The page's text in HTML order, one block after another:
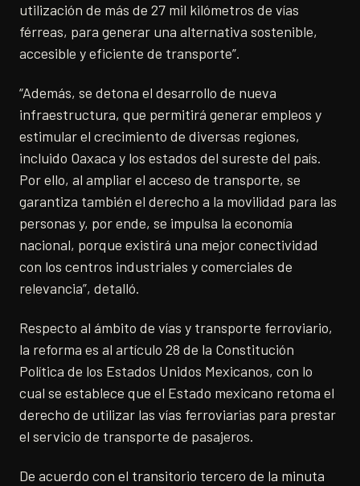
utilización de más de 27 mil kilómetros de vías
férreas, para generar una alternativa sostenible,
accesible y eficiente de transporte”.
“Además, se detona el desarrollo de nueva
infraestructura, que permitirá generar empleos y
estimular el crecimiento de diversas regiones,
incluido Oaxaca y los estados del sureste del país.
Por ello, al ampliar el acceso de transporte, se
garantiza también el derecho a la movilidad para las
personas y, por ende, se impulsa la economía
nacional, porque existirá una mejor conectividad
con los centros industriales y comerciales de
relevancia”, detalló.
Respecto al ámbito de vías y transporte ferroviario,
la reforma es al artículo 28 de la Constitución
Política de los Estados Unidos Mexicanos, con lo
cual se establece que el Estado mexicano retoma el
derecho de utilizar las vías ferroviarias para prestar
el servicio de transporte de pasajeros.
De acuerdo con el transitorio tercero de la minuta